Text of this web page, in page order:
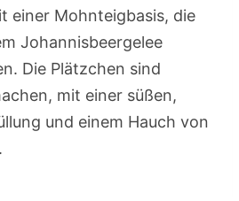
einer Mohnteigbasis, die
Johannisbeergelee
Die Plätzchen sind
mit einer süßen,
und einem Hauch von